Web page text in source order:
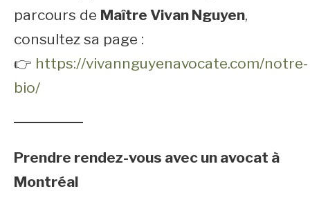
parcours de Maître Vivan Nguyen,
consultez sa page :
👉 https://vivannguyenavocate.com/notre-
bio/
Prendre rendez-vous avec un avocat à
Montréal